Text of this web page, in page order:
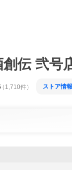
創伝 弐号
1,710件） ストア情報